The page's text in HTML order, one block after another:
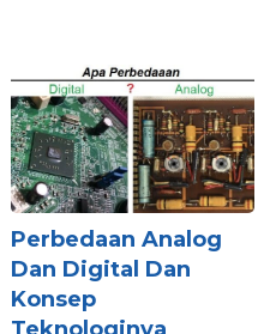
Perbedaan Analog
Dan Digital Dan
Konsep